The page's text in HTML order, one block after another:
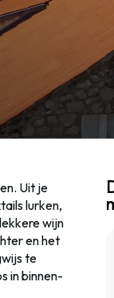
Uit je
lurken,
wijn
en het
te
in binnen-